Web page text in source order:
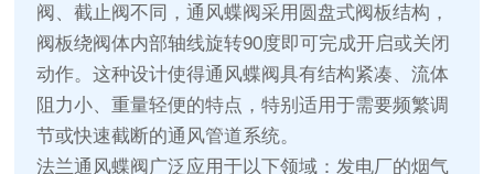
阀、截止阀不同，通风蝶阀采用圆盘式阀板结构，
阀板绕阀体内部轴线旋转90度即可完成开启或关闭
动作。这种设计使得通风蝶阀具有结构紧凑、流体
阻力小、重量轻便的特点，特别适用于需要频繁调
节或快速截断的通风管道系统。
法兰通风蝶阀广泛应用于以下领域：发电厂的烟气